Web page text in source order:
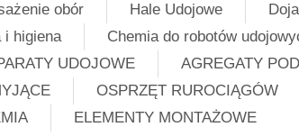
obór Hale Udojowe
i higiena Chemia do robotów
UDOJOWE
AGREGATY
OSPRZĘT RUROCIĄGÓW
ELEMENTY MONTAŻOWE